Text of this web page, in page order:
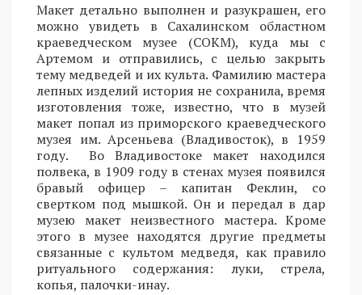
Макет детально выполнен и разукрашен, его
можно увидеть в Сахалинском областном
краеведческом музее (СОКМ), куда мы с
Артемом и отправились, с целью закрыть
тему медведей и их культа. Фамилию мастера
лепных изделий история не сохранила, время
изготовления тоже, известно, что в музей
макет попал из приморского краеведческого
музея им. Арсеньева (Владивосток), в 1959
году. Во Владивостоке макет находился
полвека, в 1909 году в стенах музея появился
бравый офицер – капитан Феклин, со
свертком под мышкой. Он и передал в дар
музею макет неизвестного мастера. Кроме
этого в музее находятся другие предметы
связанные с культом медведя, как правило
ритуального содержания: луки, стрела,
копья, палочки-инау.